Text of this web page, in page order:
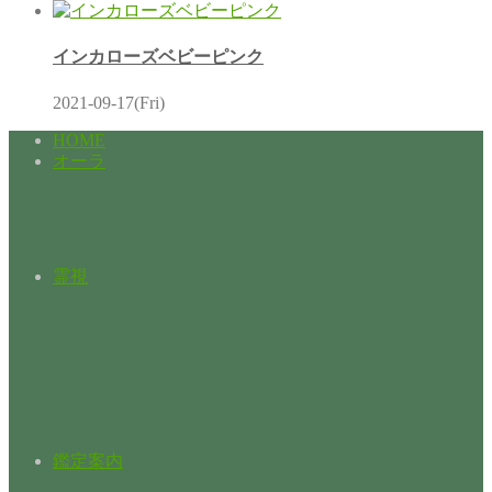
インカローズベビーピンク
2021-09-17(Fri)
HOME
オーラ
霊視
鑑定案内